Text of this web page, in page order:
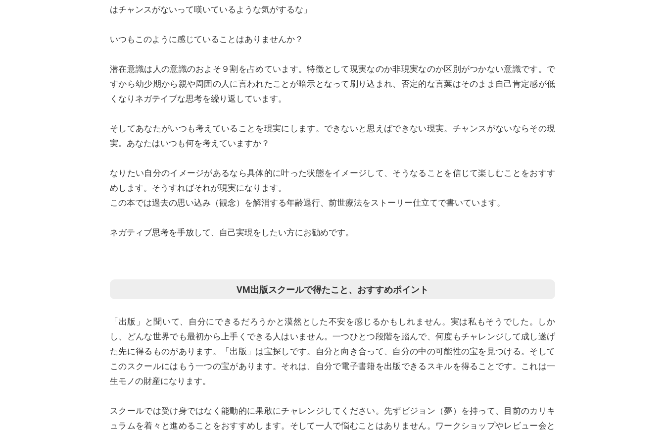
はチャンスがないって嘆いているような気がするな」
いつもこのように感じていることはありませんか？
潜在意識は人の意識のおよそ９割を占めています。特徴として現実なのか非現実なのか区別がつかない意識です。で
すから幼少期から親や周囲の人に言われたことが暗示となって刷り込まれ、否定的な言葉はそのまま自己肯定感が低
くなりネガテイブな思考を繰り返しています。
そしてあなたがいつも考えていることを現実にします。できないと思えばできない現実。チャンスがないならその現
実。あなたはいつも何を考えていますか？
なりたい自分のイメージがあるなら具体的に叶った状態をイメージして、そうなることを信じて楽しむことをおすす
めします。そうすればそれが現実になります。
この本では過去の思い込み（観念）を解消する年齢退行、前世療法をストーリー仕立てで書いています。
ネガティブ思考を手放して、自己実現をしたい方にお勧めです。
VM出版スクールで得たこと、おすすめポイント
「出版」と聞いて、自分にできるだろうかと漠然とした不安を感じるかもしれません。実は私もそうでした。しか
し、どんな世界でも最初から上手くできる人はいません。一つひとつ段階を踏んで、何度もチャレンジして成し遂げ
た先に得るものがあります。「出版」は宝探しです。自分と向き合って、自分の中の可能性の宝を見つける。そして
このスクールにはもう一つの宝があります。それは、自分で電子書籍を出版できるスキルを得ることです。これは一
生モノの財産になります。
スクールでは受け身ではなく能動的に果敢にチャレンジしてください。先ずビジョン（夢）を持って、目前のカリキ
ュラムを着々と進めることをおすすめします。そして一人で悩むことはありません。ワークショップやレビュー会と